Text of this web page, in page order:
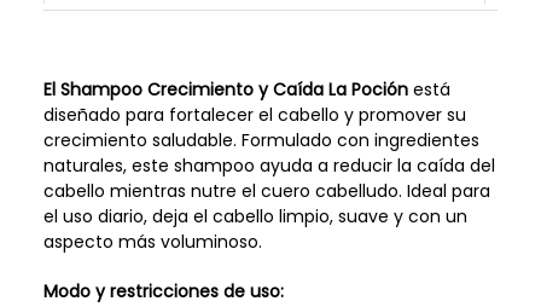
El Shampoo Crecimiento y Caída La Pociónestá
diseñado para fortalecer el cabello y promover su
crecimiento saludable. Formulado con ingredientes
naturales, este shampoo ayuda a reducir la caída del
cabello mientras nutre el cuero cabelludo. Ideal para
el uso diario, deja el cabello limpio, suave y con un
aspecto más voluminoso.
Modo y restricciones de uso: